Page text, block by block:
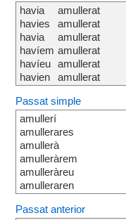
havia
havies
havia
havíem
havíeu
havien
amullerat
amullerat
amullerat
amullerat
amullerat
amullerat
Passat simple
amullerí
amullerares
amullerà
amulleràrem
amulleràreu
amulleraren
Passat anterior